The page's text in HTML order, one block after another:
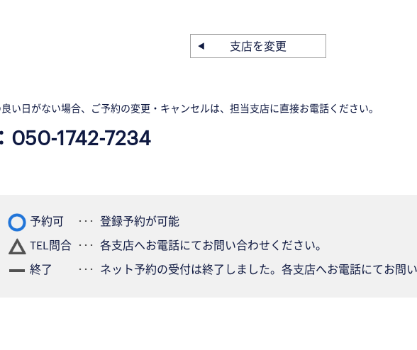
支店を変更
い日がない場合、ご予約の変更・キャンセルは、担当支店に直接お電話ください。
050-1742-7234
予約可
登録予約が可能
TEL問合
各支店へお電話にてお問い合わせください。
終了
ネット予約の受付は終了しました。各支店へお電話にてお問い